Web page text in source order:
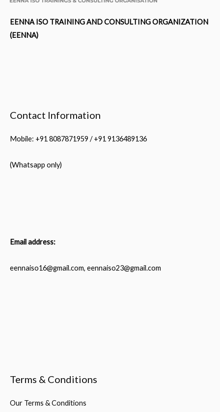
EENNA ISO TRAINING AND CONSULTING ORGANIZATION
(EENNA)
Contact Information
Mobile: +91 8087871959 / +91 9136489136
(Whatsapp only)
Email address:
eennaiso16@gmail.com, eennaiso23@gmail.com
Terms & Conditions
Our Terms & Conditions